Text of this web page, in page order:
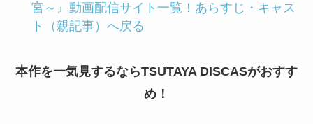
宮～』動画配信サイト一覧！あらすじ・キャス
ト（親記事）へ戻る
本作を一気見するならTSUTAYA DISCASがおすす
め！